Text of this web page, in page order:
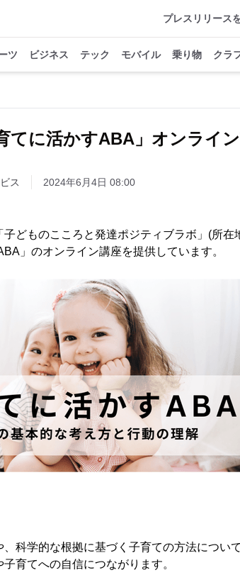
プレスリリース
ツ ビジネス テック モバイル 乗り物 クラ
てに活かすABA」オンライ
ス 2024年6月4日 08:00
どものこころと発達ポジティブラボ」(所在
」のオンライン講座を提供しています。
科学的な根拠に基づく子育ての方法につい
育てへの自信につながります。